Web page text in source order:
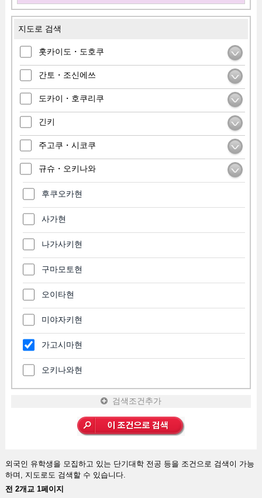
지도로 검색
홋카이도・도호쿠
간토・조신에쓰
도카이・호쿠리쿠
긴키
주고쿠・시코쿠
규슈・오키나와
후쿠오카현
사가현
나가사키현
구마모토현
오이타현
미야자키현
가고시마현
오키나와현
검색조건추가
외국인 유학생을 모집하고 있는 단기대학 전공 등을 조건으로 검색이 가능
하며, 지도로도 검색할 수 있습니다.
전 2개교 1페이지